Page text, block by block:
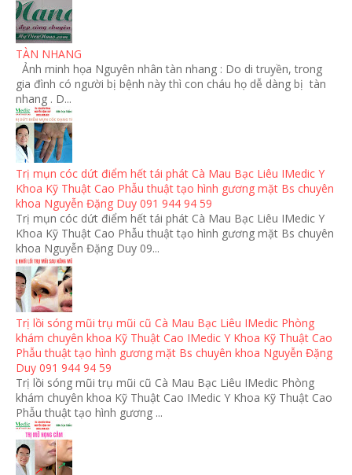
TÀN NHANG
Ảnh minh họa Nguyên nhân tàn nhang : Do di truyền, trong
gia đình có người bị bệnh này thì con cháu họ dễ dàng bị tàn
nhang . D...
Trị mụn cóc dứt điểm hết tái phát Cà Mau Bạc Liêu IMedic Y
Khoa Kỹ Thuật Cao Phẫu thuật tạo hình gương mặt Bs chuyên
khoa Nguyễn Đặng Duy 091 944 94 59
Trị mụn cóc dứt điểm hết tái phát Cà Mau Bạc Liêu IMedic Y
Khoa Kỹ Thuật Cao Phẫu thuật tạo hình gương mặt Bs chuyên
khoa Nguyễn Đặng Duy 09...
Trị lồi sóng mũi trụ mũi cũ Cà Mau Bạc Liêu IMedic Phòng
khám chuyên khoa Kỹ Thuật Cao IMedic Y Khoa Kỹ Thuật Cao
Phẫu thuật tạo hình gương mặt Bs chuyên khoa Nguyễn Đặng
Duy 091 944 94 59
Trị lồi sóng mũi trụ mũi cũ Cà Mau Bạc Liêu IMedic Phòng
khám chuyên khoa Kỹ Thuật Cao IMedic Y Khoa Kỹ Thuật Cao
Phẫu thuật tạo hình gương ...